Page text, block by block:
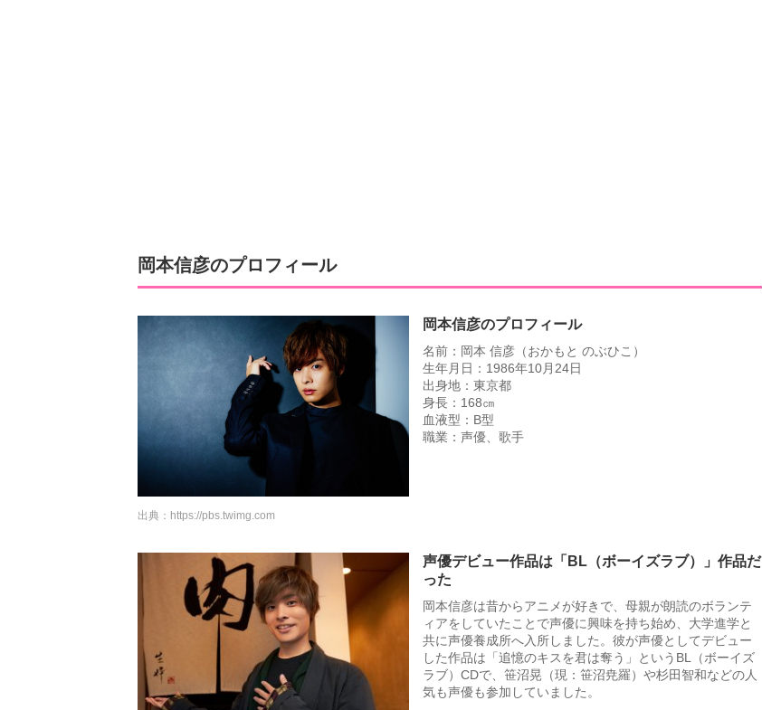
岡本信彦のプロフィール
岡本信彦のプロフィール
名前：岡本 信彦（おかもと のぶひこ）
生年月日：1986年10月24日
出身地：東京都
身長：168㎝
血液型：B型
職業：声優、歌手
出典： https://pbs.twimg.com
声優デビュー作品は「BL（ボーイズラブ）」作品だ
った
岡本信彦は昔からアニメが好きで、母親が朗読のボランテ
ィアをしていたことで声優に興味を持ち始め、大学進学と
共に声優養成所へ入所しました。彼が声優としてデビュー
した作品は「追憶のキスを君は奪う」というBL（ボーイズ
ラブ）CDで、笹沼晃（現：笹沼尭羅）や杉田智和などの人
気も声優も参加していました。